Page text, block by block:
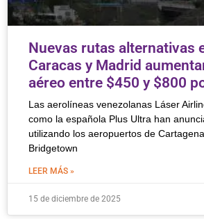
Nuevas rutas alternativas
Caracas y Madrid
aéreo entre $450 y $800
Las aerolíneas venezolanas Láser
como la española Plus Ultra han
utilizando los aeropuertos de
Bridgetown
LEER MÁS »
15 de diciembre de 2025